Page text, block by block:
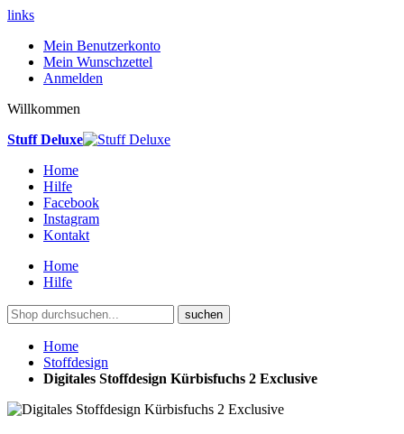
links
Mein Benutzerkonto
Mein Wunschzettel
Anmelden
Willkommen
Stuff Deluxe
Home
Hilfe
Facebook
Instagram
Kontakt
Home
Hilfe
suchen
Home
Stoffdesign
Digitales Stoffdesign Kürbisfuchs 2 Exclusive